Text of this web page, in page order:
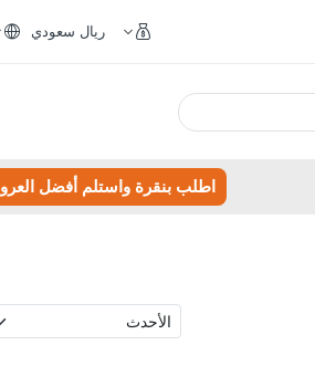
ريال سعودي
اطلب بنقرة واستلم أفضل